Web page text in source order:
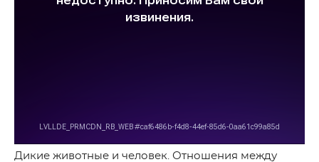
Дикие животные и человек. Отношения между